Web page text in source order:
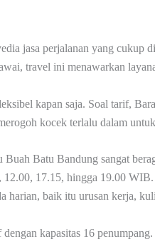
jasa perjalanan yang cukup
travel ini menawarkan
kapan saja. Soal tarif,
kocek terlalu dalam
Batu Bandung sangat
17.15, hingga 19.00
harian, baik itu urusan kerja,
kapasitas 16